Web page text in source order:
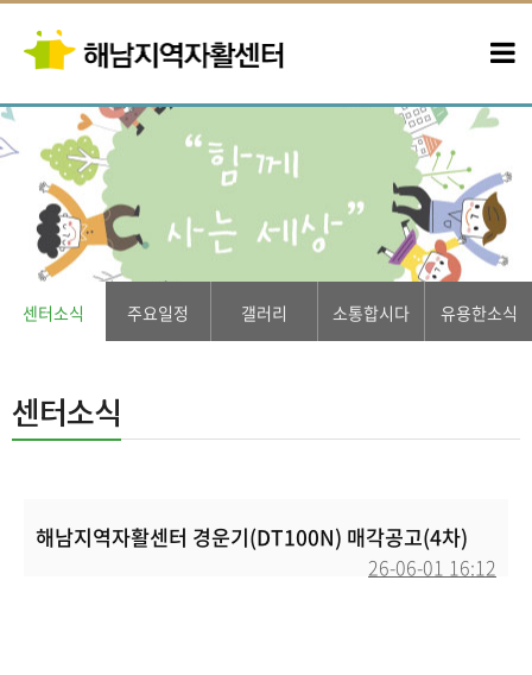
센터소식 주요일정 갤러리 소통합시다 유용한소식
센터소식
해남지역자활센터 경운기(DT100N) 매각공고(4차)
26-06-01 16:12